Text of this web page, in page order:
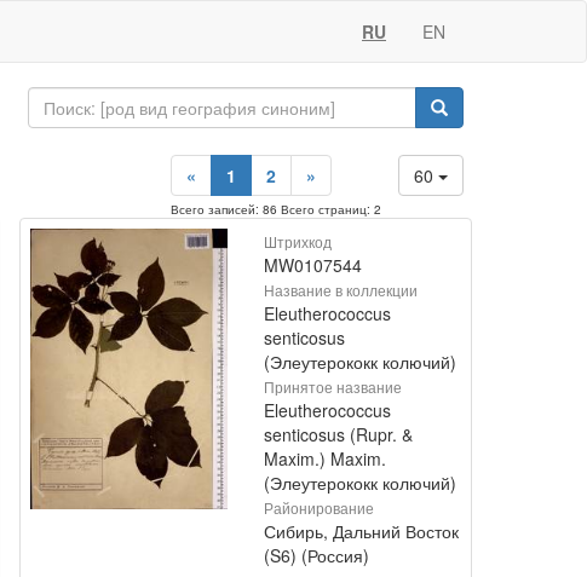
RU EN
60
« 1 2 »
Всего записей: 86 Всего страниц: 2
Штрихкод
MW0107544
Название в коллекции
Eleutherococcus
senticosus
(Элеутерококк колючий)
Принятое название
Eleutherococcus
senticosus (Rupr. &
Maxim.) Maxim.
(Элеутерококк колючий)
Районирование
Сибирь, Дальний Восток
(S6) (Россия)